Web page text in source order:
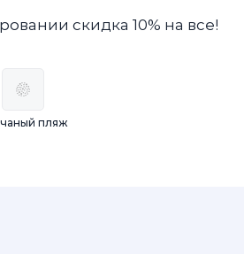
скидка 10% на все!
пляж